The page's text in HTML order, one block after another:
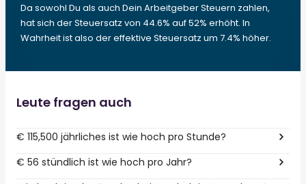
Da sowohl Du als auch Dein Arbeitgeber Steuern zahlen,
hat sich der Steuersatz von 44.6% auf 52% erhöht. In
Wahrheit ist also der effektive Steuersatz um 7.4% höher.
Leute fragen auch
€ 115,500 jährliches ist wie hoch pro Stunde?
€ 56 stündlich ist wie hoch pro Jahr?